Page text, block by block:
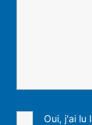
Oui, j'ai lu